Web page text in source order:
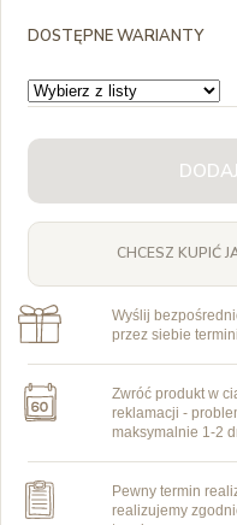
DOSTĘPNE WARIANTY
CHCESZ KUPIĆ
Wyślij
przez siebie
Zwróć produkt w
reklamacji -
maksymalnie 1-2
Pewny termin
realizujemy